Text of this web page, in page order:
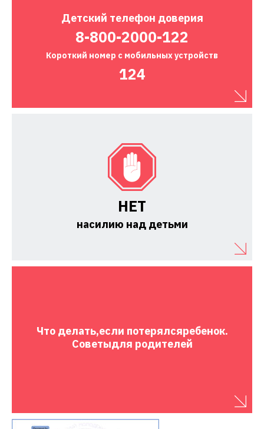
Детский телефон доверия
8-800-2000-122
Короткий номер с мобильных устройств
124
НЕТ
насилию над детьми
Что делать,если потерялсяребенок.
Советыдля родителей